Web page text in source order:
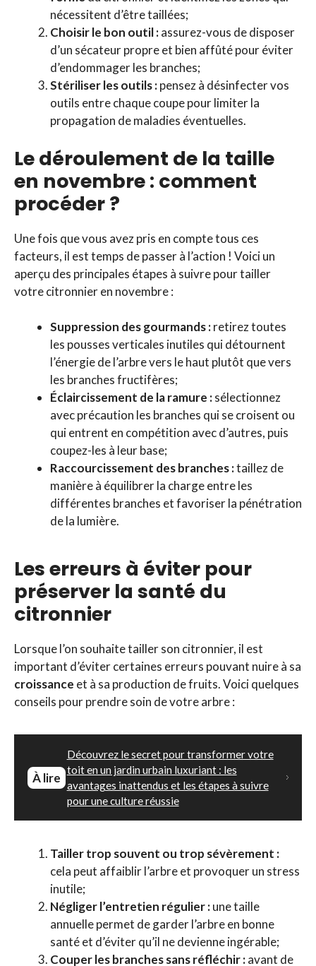
nécessitent d’être taillées;
Choisir le bon outil :assurez-vous de disposer
d’un sécateur propre et bien affûté pour éviter
d’endommager les branches;
Stériliser les outils :pensez à désinfecter vos
outils entre chaque coupe pour limiter la
propagation de maladies éventuelles.
Le déroulement de la taille
en novembre : comment
procéder ?
Une fois que vous avez pris en compte tous ces
facteurs, il est temps de passer à l’action ! Voici un
aperçu des principales étapes à suivre pour tailler
votre citronnier en novembre :
Suppression des gourmands :retirez toutes
les pousses verticales inutiles qui détournent
l’énergie de l’arbre vers le haut plutôt que vers
les branches fructifères;
Éclaircissement de la ramure :sélectionnez
avec précaution les branches qui se croisent ou
qui entrent en compétition avec d’autres, puis
coupez-les à leur base;
Raccourcissement des branches :taillez de
manière à équilibrer la charge entre les
différentes branches et favoriser la pénétration
de la lumière.
Les erreurs à éviter pour
préserver la santé du
citronnier
Lorsque l’on souhaite tailler son citronnier, il est
important d’éviter certaines erreurs pouvant nuire à sa
croissance et à sa production de fruits. Voici quelques
conseils pour prendre soin de votre arbre :
À lire
Découvrez le secret pour transformer votre
toit en un jardin urbain luxuriant : les
avantages inattendus et les étapes à suivre
pour une culture réussie
Tailler trop souvent ou trop sévèrement :
cela peut affaiblir l’arbre et provoquer un stress
inutile;
Négliger l’entretien régulier :une taille
annuelle permet de garder l’arbre en bonne
santé et d’éviter qu’il ne devienne ingérable;
Couper les branches sans réfléchir :avant de